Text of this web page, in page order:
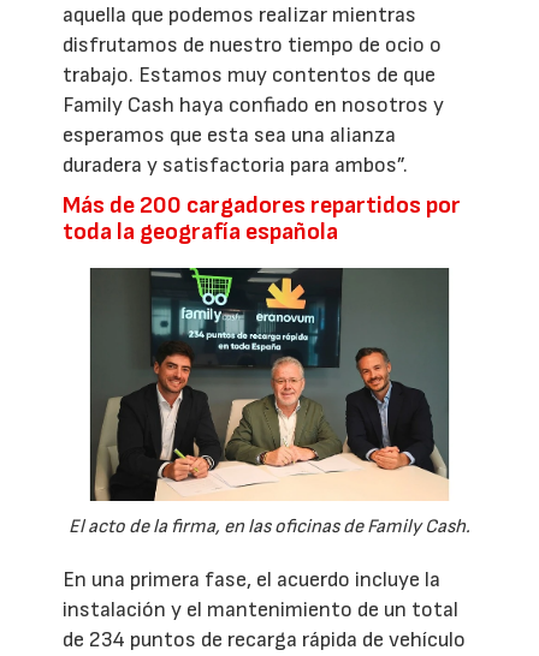
aquella que podemos realizar mientras
disfrutamos de nuestro tiempo de ocio o
trabajo. Estamos muy contentos de que
Family Cash haya confiado en nosotros y
esperamos que esta sea una alianza
duradera y satisfactoria para ambos”.
Más de 200 cargadores repartidos por
toda la geografía española
El acto de la firma, en las oficinas de Family Cash.
En una primera fase, el acuerdo incluye la
instalación y el mantenimiento de un total
de 234 puntos de recarga rápida de vehículo